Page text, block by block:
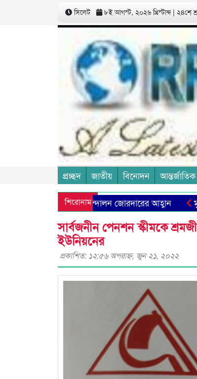
সিলেট ৮ই আগস্ট, ২০২৬ খ্রিস্টাব্দ | ২৪শে
প্রচ্ছদ জাতীয় বিনোদন আন্তর্জাতিক
শিরোনাম
ব্যবস্থা প্রতিষ্ঠার আন্দোলন জোরদারের আহ্বান
যুক্ত না করার আহ্বান ওয়ার্কার্স পার্টির
বোন
সার্বজনীন পেনশন স্কীমকে
ইউনিয়নের
প্রকাশিত: ১২:৫৬ অপরাহ্ণ, জুন ২১, ২০২২